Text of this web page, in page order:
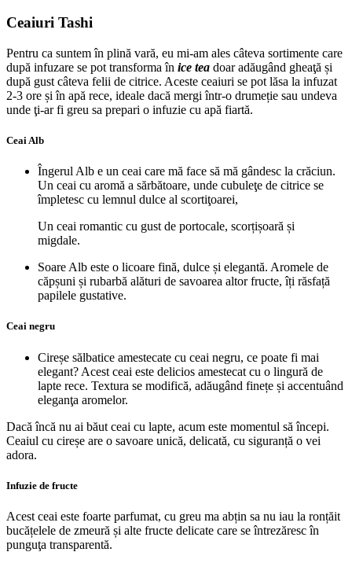
Ceaiuri Tashi
Pentru ca suntem în plină vară, eu mi-am ales câteva sortimente care
după infuzare se pot transforma în ice tea doar adăugând gheaţă și
după gust câteva felii de citrice. Aceste ceaiuri se pot lăsa la infuzat
2-3 ore și în apă rece, ideale dacă mergi într-o drumeție sau undeva
unde ţi-ar fi greu sa prepari o infuzie cu apă fiartă.
Ceai Alb
Îngerul Alb e un ceai care mă face să mă gândesc la crăciun.
Un ceai cu aromă a sărbătoare, unde cubuleţe de citrice se
împletesc cu lemnul dulce al scortiţoarei,
Un ceai romantic cu gust de portocale, scorțișoară și
migdale.
Soare Alb este o licoare fină, dulce și elegantă. Aromele de
căpșuni și rubarbă alături de savoarea altor fructe, îți răsfață
papilele gustative.
Ceai negru
Cireșe sălbatice amestecate cu ceai negru, ce poate fi mai
elegant? Acest ceai este delicios amestecat cu o lingură de
lapte rece. Textura se modifică, adăugând finețe și accentuând
eleganţa aromelor.
Dacă încă nu ai băut ceai cu lapte, acum este momentul să începi.
Ceaiul cu cireșe are o savoare unică, delicată, cu siguranță o vei
adora.
Infuzie de fructe
Acest ceai este foarte parfumat, cu greu ma abțin sa nu iau la ronțăit
bucățelele de zmeură și alte fructe delicate care se întrezăresc în
punguţa transparentă.